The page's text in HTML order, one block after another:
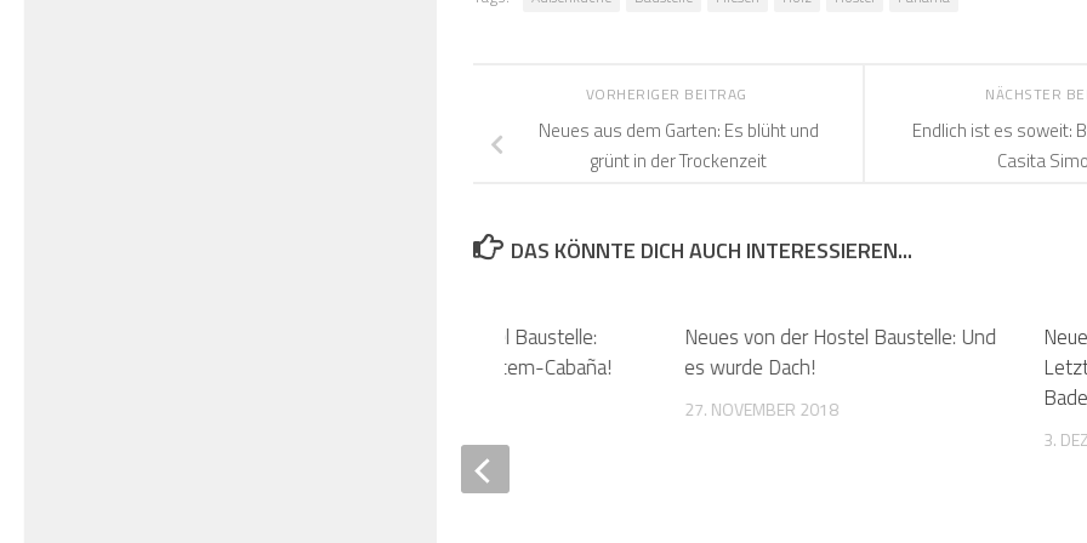
NÄCHSTER
Endlich ist es soweit:
Casita
VORHERIGER BEITRAG
Neues aus dem Garten: Es blüht und
grünt in der Trockenzeit
DAS KÖNNTE DICH AUCH INTERESSIEREN...
Neues von der Hostel Baustelle: Und
es wurde Dach!
27. NOVEMBER 2018
3.
Neues von der Hostel Baustelle:
Richtfest bei der Plycem-Cabaña!